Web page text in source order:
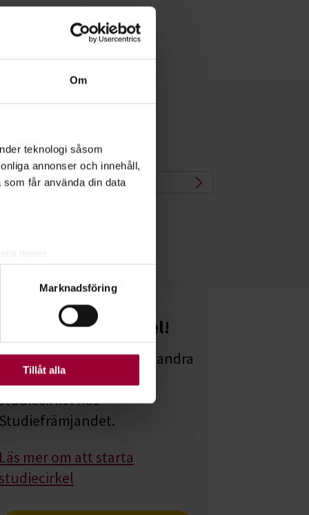
Om
teknologi såsom
annonser och innehåll,
får använda din data
. Du kan ändra
Vissa kakor är
Marknadsföring
Tillåt alla
kurser och
Starta en studiecirkel!
dig tillsammans med andra
genom att starta en
hos
Studiefrämjandet.
Läs mer om att starta
studiecirkel